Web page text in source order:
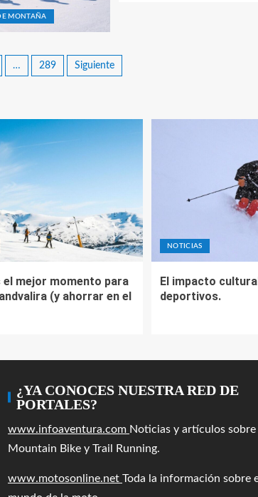
MONTAÑA
… 289 Siguiente
el mejor momento para
(y ahorrar en el
NOTICIAS
El impacto
deportivos.
¿YA CONOCES NUESTRA RED DE
PORTALES?
www.infoaventura.com Noticias y artículos sobre
Mountain Bike y Trail Running.
www.motosonline.net Toda la información sobre